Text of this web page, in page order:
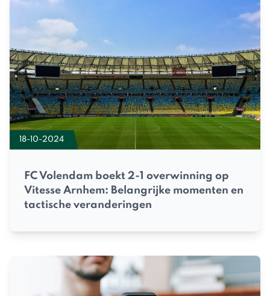
18-10-2024
FC Volendam boekt 2-1 overwinning op
Vitesse Arnhem: Belangrijke momenten en
tactische veranderingen